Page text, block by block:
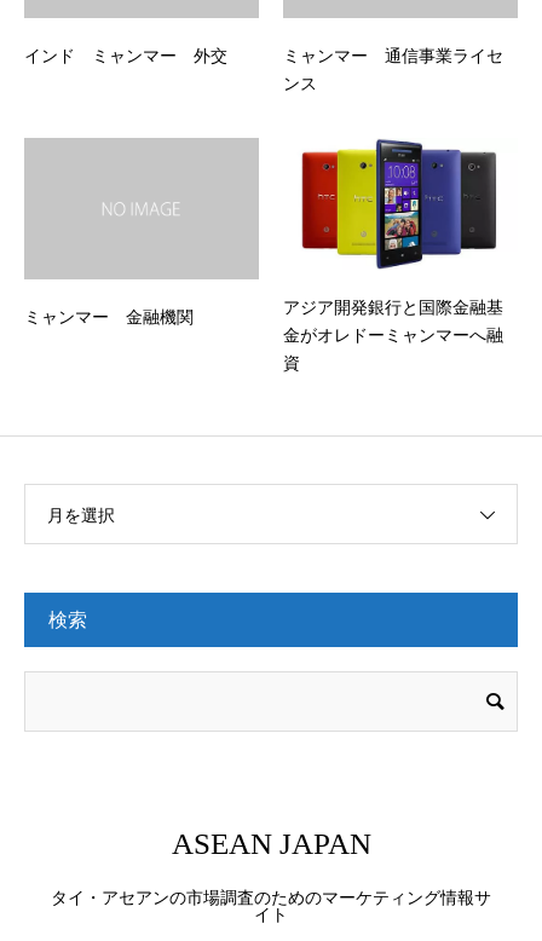
インド ミャンマー 外交
ミャンマー 通信事業ライセ
ンス
ミャンマー 金融機関
アジア開発銀行と国際金融基
金がオレドーミャンマーへ融
資
月を選択
検索
ASEAN JAPAN
タイ・アセアンの市場調査のためのマーケティング情報サ
イト